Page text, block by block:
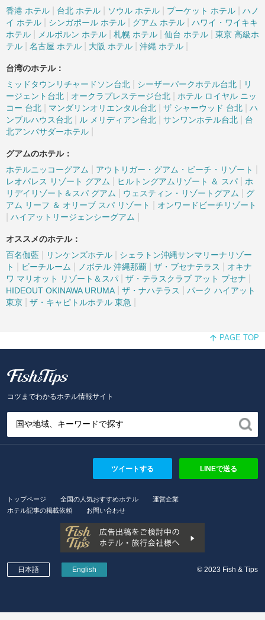
香港 ホテル
台北 ホテル ソウル ホテル プーケット ホテル
ハノ
イ ホテル
シンガポール ホテル グアム ホテル
ハワイ・ワイキキ
ホテル
メルボルン ホテル 札幌 ホテル 仙台 ホテル
東京 高級ホ
テル
名古屋 ホテル 大阪 ホテル 沖縄 ホテル
台湾のホテル：
ミッドタウンリチャードソン台北
シーザーパークホテル台北
リ
ージェント台北
オークラプレステージ台北
ホテル ロイヤル ニッ
コー 台北
マンダリンオリエンタル台北 ザ シャーウッド 台北
ハ
ンブルハウス台北
ル メリディアン台北 サンワンホテル台北
台
北アンバサダーホテル
グアムのホテル：
ホテルニッコーグアム
アウトリガー・グアム・ビーチ・リゾート
レオパレス リゾート グアム ヒルトングアムリゾート ＆ スパ
ホ
リデイリゾート＆スパ グアム
ウェスティン・リゾートグアム
グ
アム リーフ ＆ オリーブ スパ リゾート
オンワードビーチリゾート
ハイアットリージェンシーグアム
オススメのホテル：
百名伽藍
リンケンズホテル
シェラトン沖縄サンマリーナリゾー
ト
ビーチルーム ノボテル 沖縄那覇 ザ・ブセナテラス
オキナ
ワ マリオット リゾート＆スパ
ザ・テラスクラブ アット ブセナ
HIDEOUT OKINAWA URUMA ザ・ナハテラス
パーク ハイアット
東京
ザ・キャピトルホテル 東急
PAGE TOP
コツまでわかるホテル情報サイト
ツイートする LINEで送る
トップページ 全国の人気おすすめホテル
運営企業
ホテル記事の掲載依頼
お問い合わせ
日本語 English © 2023 Fish & Tips